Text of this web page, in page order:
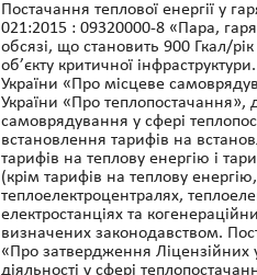
Постачання теплової енергії у
021:2015 : 09320000-8 «Пара,
обсязі, що становить 900 Гкал/
об’єкту критичної
України «Про місцеве
України «Про теплопостачання»,
самоврядування у сфері
встановлення тарифів на
тарифів на теплову енергію і
(крім тарифів на теплову
теплоелектроцентралях,
електростанціях та
визначених законодавством.
«Про затвердження
діяльності у сфері